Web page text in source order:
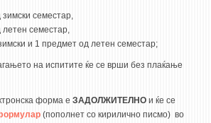
семестар,
семестар,
и 1 предмет од летен семестар;
на испитите ќе се врши без плаќање
форма е ЗАДОЛЖИТЕЛНО и ќе се
(пополнет со кирилично писмо) во